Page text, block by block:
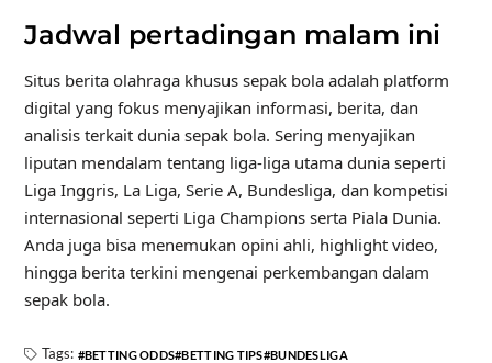
Jadwal pertadingan malam ini
Situs berita olahraga khusus sepak bola adalah platform
digital yang fokus menyajikan informasi, berita, dan
analisis terkait dunia sepak bola. Sering menyajikan
liputan mendalam tentang liga-liga utama dunia seperti
Liga Inggris, La Liga, Serie A, Bundesliga, dan kompetisi
internasional seperti Liga Champions serta Piala Dunia.
Anda juga bisa menemukan opini ahli, highlight video,
hingga berita terkini mengenai perkembangan dalam
sepak bola.
Tags: BETTING ODDS BETTING TIPS BUNDESLIGA